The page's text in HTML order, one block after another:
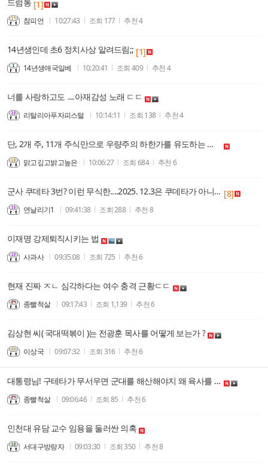
[1]
참피언 10:27:43 조회 177 추천4
14년생인데 초6 정치사상 알려드림;; [1]
14년생애국일베 10:20:41 조회 409 추천 4
너를 사랑하고도 ㅡ아재감성 노래 ㄷㄷ
리탈리아푸자피스털 10:14:11 조회 138 추천4
단, 2개 주, 11개 주식만으로 우량주의 하한가를 유도하는 한국놈
맑고깊고밝고높은 10:06:27 조회 684 추천 6
군사 쿠데타 3번? 이런 무식한....2025. 12.3은 쿠데타가 아니었다.... [8]
연날리기1 09:41:38 조회288 추천 8
이재명 강제퇴직시키는 법
사과사 09:35:08 조회 725 추천6
현재 진짜 ㅈㄴ 심각하다는 여수 충격 근황ㄷㄷ
종빨척살 09:17:43 조회 1,139 추천6
김상현 씨( 국대떡볶이 )는 전광훈 목사를 어떻게 보는가 ?
이상국 09:07:32 조회 316 추천6
대통령님! 구테타가 무서우면 군대를 해산해야지 왜 육사를 가지고 거시기하세요?
종빨척살 09:06:46 조회 85 추천6
인천대 유담 교수 임용을 둘러싼 의혹
서대구방랑자 09:03:30 조회350 추천8